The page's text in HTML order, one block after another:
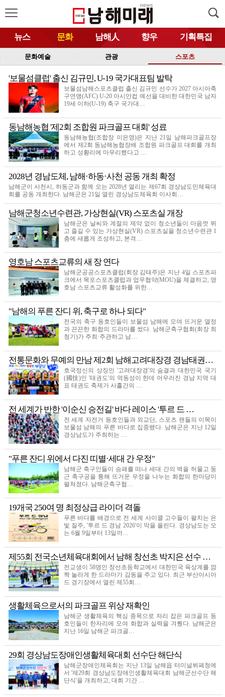
뉴스 문화 남해人 향우 기획특집
문화예술 관광 스포츠
'보물섬클럽' 출신 김규민, U-19 국가대표팀 발탁
보물섬남해스포츠클럽 출신 김규민 선수가 2027 아시아축
구연맹(AFC) U-20 아시안컵 예선을 대비한 대한민국 남자
19세 이하(U-19) 축구 국가대…
동남해농협 '제2회 조합원 파크골프 대회' 성료
동남해농협(조합장 이은영)은 지난 21일 남해파크골프장
에서 제2회 동남해농협장배 조합원 파크골프 대회를 개최
하고 성황리에 마무리했다고 …
2028년 경남도체, 남해·하동·사천 공동 개최 확정
남해군이 사천시, 하동군과 함께 오는 2028년 열리는 제67회 경상남도민체육대
회를 공동 개최한다. 남해군은 21일 열린 경상남도체육회 이사회…
남해군청소년수련관, 가상현실(VR) 스포츠실 개장
남해군은 날씨와 계절의 제약 없이 청소년들이 마음껏 뛰
고 즐길 수 있는 가상현실(VR) 스포츠실을 청소년수련관 1
층에 새롭게 조성하고, 본격…
영호남 스포츠교류의 새 장 연다
남해군공공스포츠클럽(회장 김태주)은 지난 4일 스포츠파
크에서 목포스포츠클럽과 업무협약(MOU)을 체결하고, 영
호남 스포츠교류 활성화를 위한…
"남해의 푸른 잔디 위, 축구로 하나 되다"
전국의 축구 동호인들이 보물섬 남해에 모여 뜨거운 열정
과 끈끈한 화합의 드라마를 썼다. 남해군축구협회(회장 최
청기)가 주최·주관하고 남…
전통문화와 무예의 만남 제2회 남해고려대장경 경남태권…
호국정신의 상징인 '고려대장경'의 숨결과 대한민국 국기
(國技)인 '태권도'의 역동성이 한데 어우러진 경남 지역 대
표 태권도 축제가 사흘간의 …
전 세계가 반한 '이순신 승전길' 바다 레이스 '투르 드 …
전 세계 자전거 동호인들과 외교단, 스포츠 팬들의 이목이
보물섬 남해의 푸른 바다로 집중됐다. 남해군은 지난 12일
경상남도가 주최하는 …
"푸른 잔디 위에서 다진 띠별·세대 간 우정"
남해군 축구인들이 승패를 떠나 세대 간의 벽을 허물고 둥
근 축구공을 통해 뜨거운 우정을 나누는 화합의 한마당이
펼쳐졌다. 남해군축구협…
19개국 250여 명 최정상급 라이더 격돌
푸른 바다를 배경으로 전 세계 사이클 고수들이 펼치는 은
빛 질주, '투르 드 경남 2026'이 막을 올린다. 경상남도는 오
는 6월 9일부터 13일까…
제55회 전국소년체육대회에서 남해 창선초 박지은 선수 …
전교생이 58명인 창선초등학교에서 대한민국 육상계를 깜
짝 놀라게 한 드라마가 감동을 주고 있다. 최근 부산아시아
드 경기장에서 열린 제55회…
생활체육으로서의 파크골프 위상 재확인
남해군 생활체육의 핵심 종목으로 자리 잡은 파크골프 동
호인들이 한자리에 모여 화합과 실력을 겨뤘다. 남해군은
지난 16일 남해군 파크골…
29회 경상남도장애인생활체육대회 선수단 해단식
남해군장애인체육회는 지난 13일 남해읍 터미널뷔페청에
서 '제29회 경상남도장애인생활체육대회 남해군선수단 해
단식'을 개최하고, 대회 기간 …